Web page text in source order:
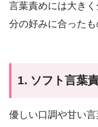
言葉責めには大き
分の好みに合ったも
1. ソフト言葉
優しい口調や甘い言